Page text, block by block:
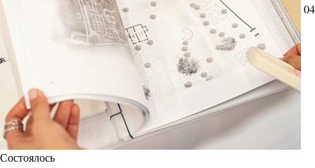
Состоялось